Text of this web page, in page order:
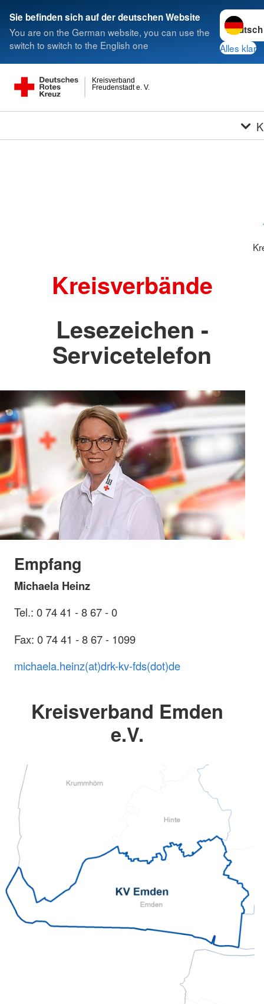
Sie befinden sich auf der deutschen Website
You are on the German website, you can use the
switch to switch to the English one
Sprache
Alles klar
Freudenstadt e. V.
Kreisverband
Kreisverbände
Lesezeichen -
Servicetelefon
Empfang
Michaela Heinz
Tel.: 0 74 41 - 8 67 - 0
Fax: 0 74 41 - 8 67 - 1099
michaela.heinz(at)drk-kv-fds(dot)de
Kreisverband Emden
e.V.